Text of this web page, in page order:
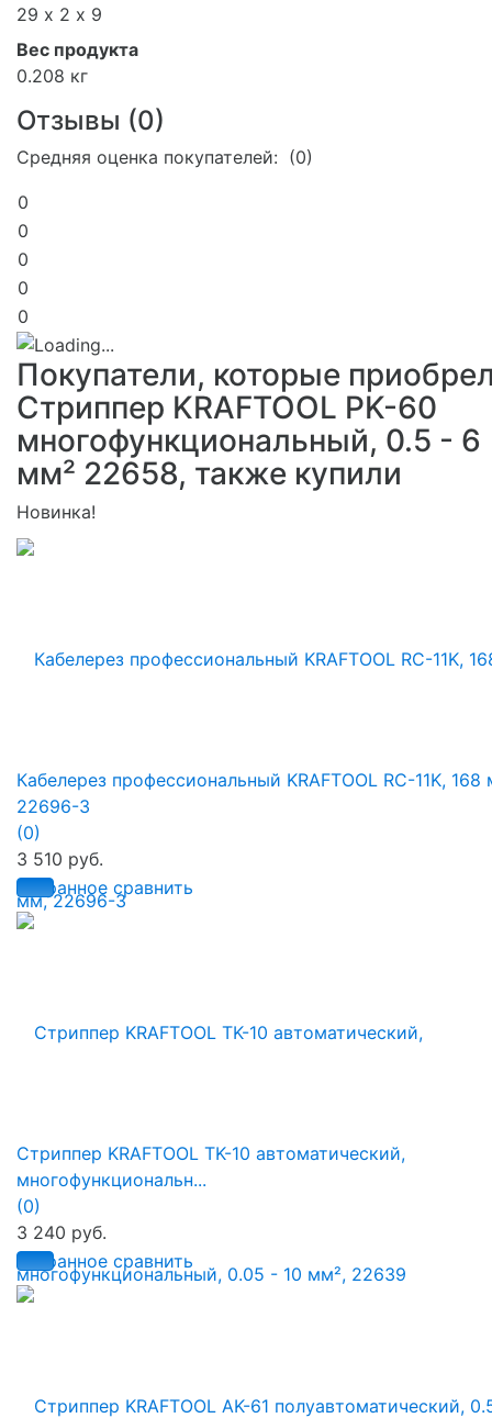
29 х 2 х 9
Вес продукта
0.208 кг
Отзывы (0)
Средняя оценка покупателей: (0)
0
0
0
0
0
Покупатели, которые
Стриппер KRAFTOOL PK-60
многофункциональный, 0.5 - 6
мм² 22658, также купили
Новинка!
избранное сравнить
Кабелерез профессиональный KRAFTOOL RC-11K, 168
22696-3
(0)
3 510 руб.
избранное сравнить
Стриппер KRAFTOOL TK-10 автоматический,
многофункциональн...
(0)
3 240 руб.